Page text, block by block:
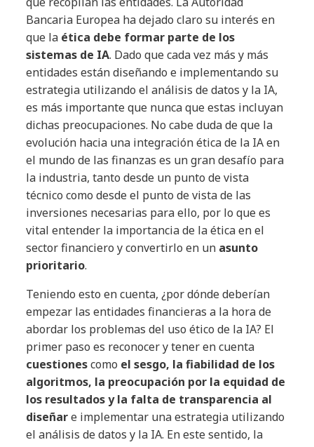
Bancaria Europea ha dejado claro su interés en
que la ética debe formar parte de los
sistemas de IA. Dado que cada vez más y más
entidades están diseñando e implementando su
estrategia utilizando el análisis de datos y la IA,
es más importante que nunca que estas incluyan
dichas preocupaciones. No cabe duda de que la
evolución hacia una integración ética de la IA en
el mundo de las finanzas es un gran desafío para
la industria, tanto desde un punto de vista
técnico como desde el punto de vista de las
inversiones necesarias para ello, por lo que es
vital entender la importancia de la ética en el
sector financiero y convertirlo en un asunto
prioritario.
Teniendo esto en cuenta, ¿por dónde deberían
empezar las entidades financieras a la hora de
abordar los problemas del uso ético de la IA? El
primer paso es reconocer y tener en cuenta
cuestionescomo el sesgo, la fiabilidad de los
algoritmos, la preocupación por la equidad de
los resultados y la falta de transparencia al
diseñare implementar una estrategia utilizando
el análisis de datos y la IA. En este sentido, la